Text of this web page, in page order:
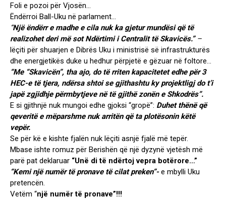
Foli e pozoi për Vjosën…
Ëndërroi Ball-Uku në parlament…
“Një ëndërr e madhe e cila nuk ka gjetur mundësi që të
realizohet deri më sot Ndërtimi i Centralit të Skavicës.”–
lëçiti për shuarjen e Dibrës Uku i ministrisë së infrastrukturës
dhe energjetikës duke u hedhur përpjetë e gëzuar në foltore…
“Me “Skavicën”, tha ajo, do të rriten kapacitetet edhe për 3
HEC-e të tjera, ndërsa shtoi se gjithashtu ky projektligj do t’i
japë zgjidhje përmbytjeve në të gjithë zonën e Shkodrës”.
E si gjithnjë nuk mungoi edhe gjoksi “gropë”: Duhet thënë që
qeveritë e mëparshme nuk arritën që ta plotësonin këtë
vepër.
Se për kë e kishte fjalën nuk lëçiti asnjë fjalë më tepër.
Mbase ishte romuz për Berishën që një dyzynë vjetësh më
parë pat deklaruar “Unë di të ndërtoj vepra botërore…”
“Kemi një numër të pronave të cilat preken”-e mbylli Uku
pretencën.
Vetëm “një numër të pronave”!!!